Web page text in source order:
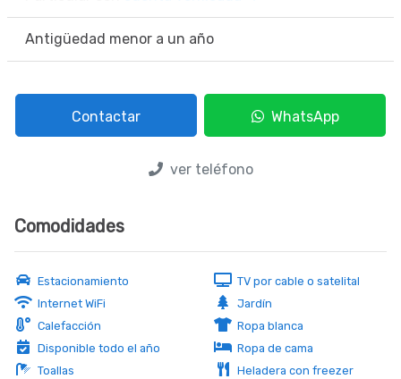
Antigüedad menor a un año
Contactar WhatsApp
ver teléfono
Comodidades
Estacionamiento
TV por cable o satelital
Internet WiFi
Jardín
Calefacción
Ropa blanca
Disponible todo el año
Ropa de cama
Toallas
Heladera con freezer